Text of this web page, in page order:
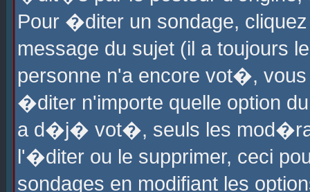
Pour �diter un sondage,
message du sujet (il a toujours
personne n'a encore vot�,
�diter n'importe quelle option
a d�j� vot�, seuls les
l'�diter ou le supprimer, ceci
sondages en modifiant les